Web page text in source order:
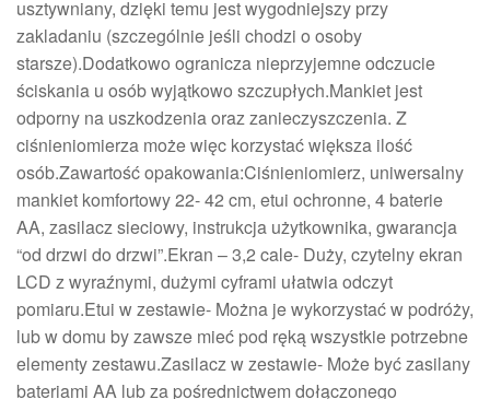
usztywniany, dzięki temu jest wygodniejszy przy
zakladaniu (szczególnie jeśli chodzi o osoby
starsze).Dodatkowo ogranicza nieprzyjemne odczucie
ściskania u osób wyjątkowo szczupłych.Mankiet jest
odporny na uszkodzenia oraz zanieczyszczenia. Z
ciśnieniomierza może więc korzystać większa ilość
osób.Zawartość opakowania:Ciśnieniomierz, uniwersalny
mankiet komfortowy 22- 42 cm, etui ochronne, 4 baterie
AA, zasilacz sieciowy, instrukcja użytkownika, gwarancja
“od drzwi do drzwi”.Ekran – 3,2 cale- Duży, czytelny ekran
LCD z wyraźnymi, dużymi cyframi ułatwia odczyt
pomiaru.Etui w zestawie- Można je wykorzystać w podróży,
lub w domu by zawsze mieć pod ręką wszystkie potrzebne
elementy zestawu.Zasilacz w zestawie- Może być zasilany
bateriami AA lub za pośrednictwem dołączonego